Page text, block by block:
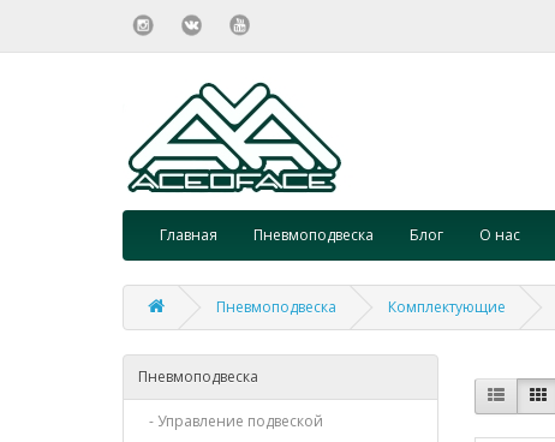
Главная Пневмоподвеска Блог О нас
Пневмоподвеска Комплектующие
Пневмоподвеска
- Управление подвеской